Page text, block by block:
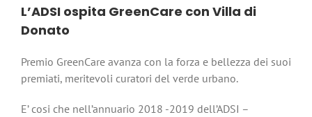
L’ADSI ospita GreenCare con Villa di
Donato
Premio GreenCare avanza con la forza e bellezza dei suoi
premiati, meritevoli curatori del verde urbano.
E’ cosi che nell’annuario 2018 -2019 dell’ADSI –